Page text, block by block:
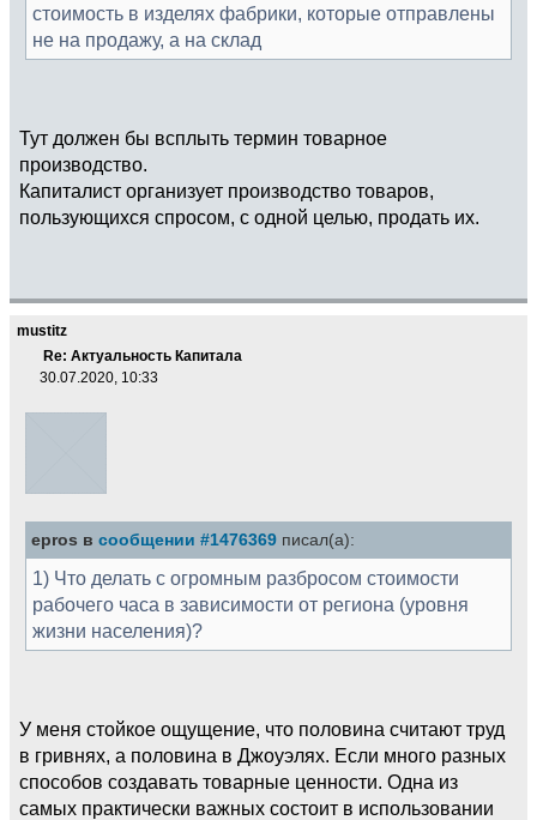
стоимость в изделях фабрики, которые отправлены
не на продажу, а на склад
Тут должен бы всплыть термин товарное
производство.
Капиталист организует производство товаров,
пользующихся спросом, с одной целью, продать их.
mustitz
Re: Актуальность Капитала
30.07.2020, 10:33
epros в сообщении #1476369 писал(а):
1) Что делать с огромным разбросом стоимости
рабочего часа в зависимости от региона (уровня
жизни населения)?
У меня стойкое ощущение, что половина считают труд
в гривнях, а половина в Джоуэлях. Если много разных
способов создавать товарные ценности. Одна из
самых практически важных состоит в использовании